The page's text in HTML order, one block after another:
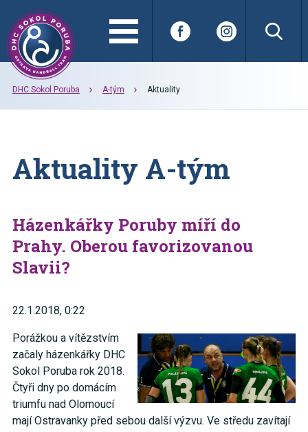
DHC Sokol Poruba A-tým Aktuality
Aktuality A-tým
Házenkářky Poruby míří do
Prahy. Oberou favorizovanou
Slavii?
22.1.2018, 0:22
Porážkou a vítězstvím
začaly házenkářky DHC
Sokol Poruba rok 2018.
Čtyři dny po domácím
triumfu nad Olomoucí
mají Ostravanky před sebou další výzvu. Ve středu zavítají